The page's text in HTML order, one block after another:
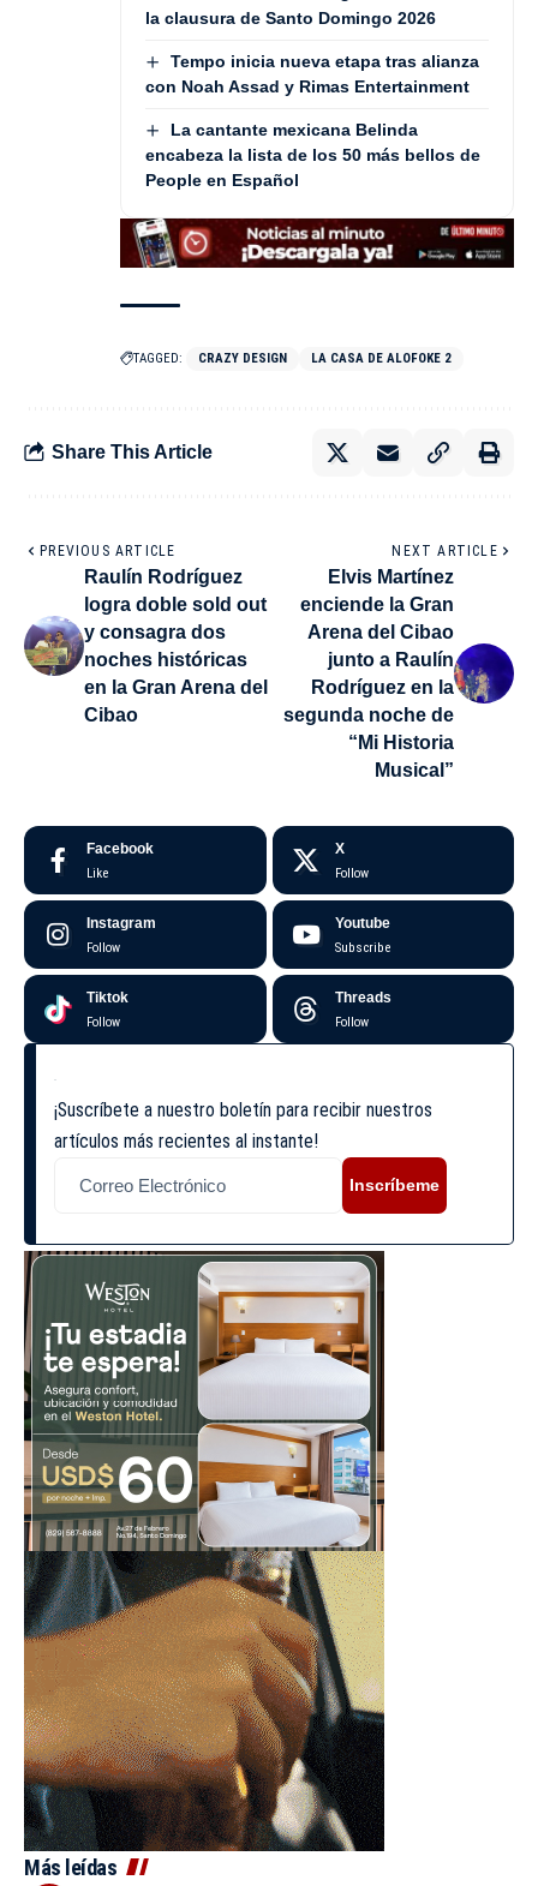
la clausura de Santo Domingo 2026
Tempo inicia nueva etapa tras alianza
con Noah Assad y Rimas Entertainment
La cantante mexicana Belinda
encabeza la lista de los 50 más bellos de
People en Español
TAGGED: CRAZY DESIGN LA CASA DE ALOFOKE 2
Share This Article
PREVIOUS ARTICLE
Raulín Rodríguez
logra doble sold out
y consagra dos
noches históricas
en la Gran Arena del
Cibao
NEXT ARTICLE
Elvis Martínez
enciende la Gran
Arena del Cibao
junto a Raulín
Rodríguez en la
segunda noche de
“Mi Historia
Musical”
Facebook
Like
X
Follow
Instagram
Follow
Youtube
Subscribe
Tiktok
Follow
Threads
Follow
¡Suscríbete a nuestro boletín para recibir nuestros
artículos más recientes al instante!
Inscríbeme
Más leídas